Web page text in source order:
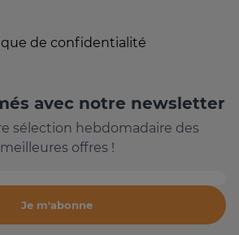
de confidentialité
avec notre newsletter
sélection hebdomadaire des
meilleures offres !
Je m'abonne